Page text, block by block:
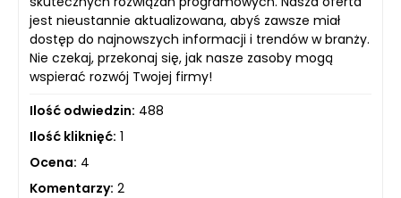
jest nieustannie aktualizowana, abyś zawsze miał
dostęp do najnowszych informacji i trendów w branży.
Nie czekaj, przekonaj się, jak nasze zasoby mogą
wspierać rozwój Twojej firmy!
Ilość odwiedzin: 488
Ilość kliknięć: 1
Ocena: 4
Komentarzy: 2